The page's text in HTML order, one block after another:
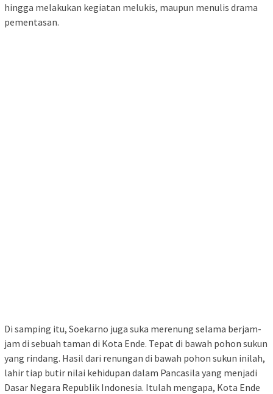
hingga melakukan kegiatan melukis, maupun menulis drama
pementasan.
Di samping itu, Soekarno juga suka merenung selama berjam-
jam di sebuah taman di Kota Ende. Tepat di bawah pohon sukun
yang rindang. Hasil dari renungan di bawah pohon sukun inilah,
lahir tiap butir nilai kehidupan dalam Pancasila yang menjadi
Dasar Negara Republik Indonesia. Itulah mengapa, Kota Ende